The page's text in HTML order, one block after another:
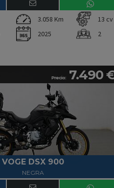
3.058 Km
13 cv
2025 2
Precio: 7.490
VOGE DSX 900
NEGRA